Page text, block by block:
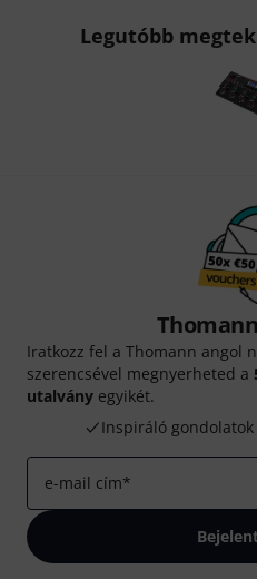
Legutóbb
Iratkozz fel a Thomann angol
szerencsével megnyerheted a
utalvány egyikét.
Inspiráló gondolatok
e-mail cím*